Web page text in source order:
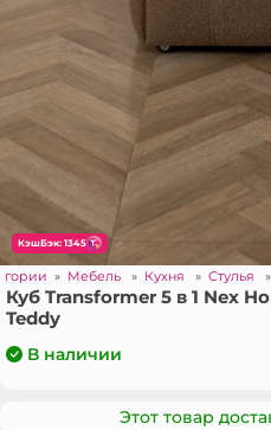
КэшБэк: 1345
» Мебель » Кухня » Стулья »
Куб Transformer 5 в 1 Nex
Teddy
В наличии
Этот товар